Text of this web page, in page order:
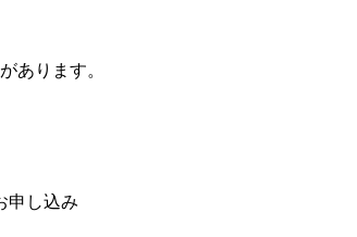
あります。
申し込み